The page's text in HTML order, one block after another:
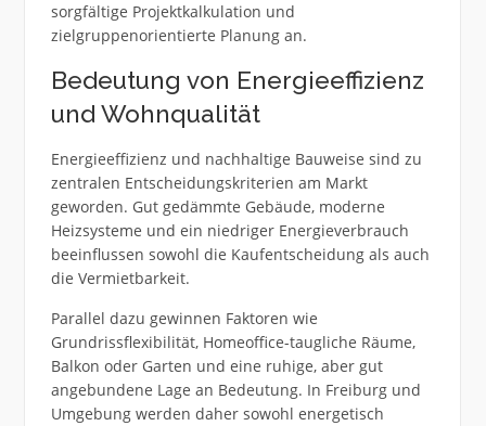
sorgfältige Projektkalkulation und
zielgruppenorientierte Planung an.
Bedeutung von Energieeffizienz
und Wohnqualität
Energieeffizienz und nachhaltige Bauweise sind zu
zentralen Entscheidungskriterien am Markt
geworden. Gut gedämmte Gebäude, moderne
Heizsysteme und ein niedriger Energieverbrauch
beeinflussen sowohl die Kaufentscheidung als auch
die Vermietbarkeit.
Parallel dazu gewinnen Faktoren wie
Grundrissflexibilität, Homeoffice-taugliche Räume,
Balkon oder Garten und eine ruhige, aber gut
angebundene Lage an Bedeutung. In Freiburg und
Umgebung werden daher sowohl energetisch